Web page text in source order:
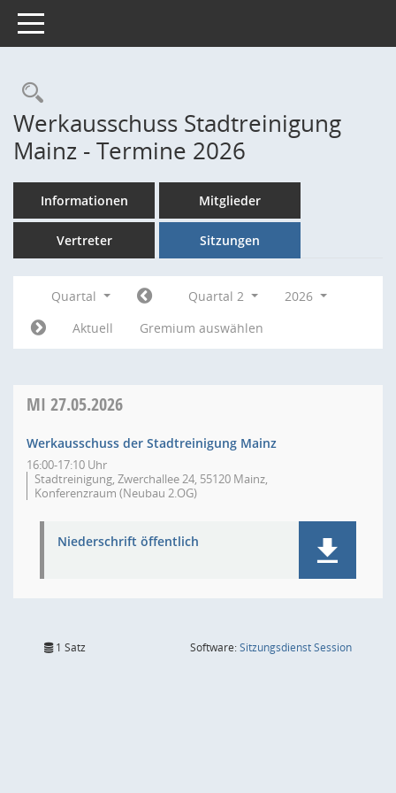
Toggle navigation
Rechercheauswahl
Werkausschuss Stadtreinigung
Mainz - Termine 2026
Informationen Mitglieder
Vertreter Sitzungen
Quartal Quartal 2
2026
Aktuell
Gremium auswählen
MI 27.05.2026
Werkausschuss der Stadtreinigung Mainz
16:00-17:10 Uhr
Stadtreinigung, Zwerchallee 24, 55120 Mainz,
Konferenzraum (Neubau 2.OG)
Niederschrift öffentlich
1 Satz Software:SitzungsdienstSession(Wird in